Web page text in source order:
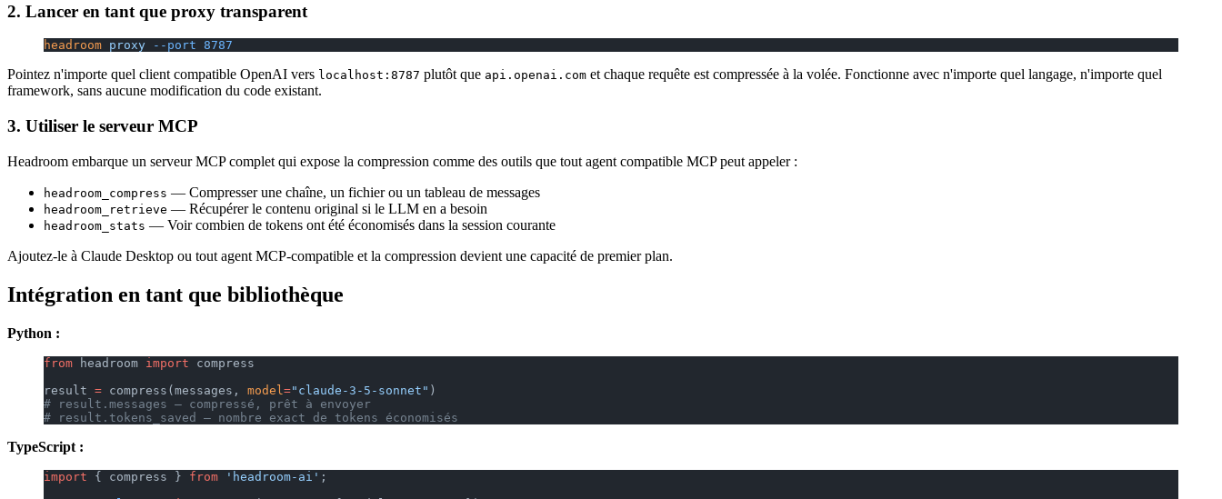
2. Lancer en tant que proxy transparent
headroom proxy --port 8787
Pointez n'importe quel client compatible OpenAI vers localhost:8787 plutôt que api.openai.com et chaque requête est compressée à la volée. Fonctionne avec n'importe quel langage, n'importe quel
framework, sans aucune modification du code existant.
3. Utiliser le serveur MCP
Headroom embarque un serveur MCP complet qui expose la compression comme des outils que tout agent compatible MCP peut appeler :
headroom_compress — Compresser une chaîne, un fichier ou un tableau de messages
headroom_retrieve — Récupérer le contenu original si le LLM en a besoin
headroom_stats — Voir combien de tokens ont été économisés dans la session courante
Ajoutez-le à Claude Desktop ou tout agent MCP-compatible et la compression devient une capacité de premier plan.
Intégration en tant que bibliothèque
Python :
from headroom import compress
result = compress(messages, model ="claude-3-5-sonnet" )
# result.messages — compressé, prêt à envoyer
# result.tokens_saved — nombre exact de tokens économisés
TypeScript :
import { compress } from 'headroom-ai' ;